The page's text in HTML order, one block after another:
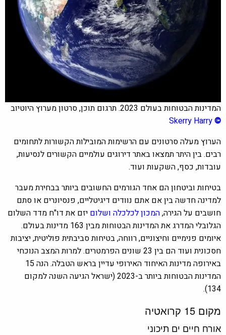
המדינות הבטוחות בעולם 2023. תרגום תוכן, סרטון מערוץ היוטיוב
©
Skerry Harry
הערוץ מעלה סרטונים עם הרשימות המובילות הקשורות לתחומים
רבים. בין היתר תמצאו באתר דירוגים עולמיים הקשורים לנסיעות,
עובדות, כסף, השקעות ועוד.
בטיחות וביטחון הם אחד הגורמים החשובים ביותר בבחירת מעבר
למדינה חדשה בין אם אתם נוודים דיגיטליים, פנסיונרים או סתם
חושבים על הגירה,המכון לכלכלה ושלום יזם את דו"ח מדד השלום
הגלובלי המדרג את המדינות הבטוחות מבין 163 מדינות בעולם.
איומים פנימיים וחיצוניים, רווחה, בטיחות סביבתית פוליטית, יציבות
חסכונית ועוד הם בין 23 שונים הפרמטרים. למרות המצב הנוכחי
באירופה מדינות האיחוד האירופי עדיין בראש הטבלה. הנה 15
המדינות הבטוחות ביותר ב-2023 (ישראל הגיעה השנה למקום
134).
מקום 15 קרואטיה
אורח חיים ים תיכוני